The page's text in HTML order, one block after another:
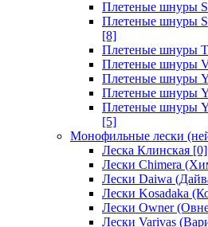
Плетеные шнуры
Плетеные шнуры
[8]
Плетеные шнуры
Плетеные шнуры
Плетеные шнуры
Плетеные шнуры
Плетеные шнуры
[5]
Монофильные лески
Леска Клинская [0]
Лески Chimera
Лески Daiwa
Лески Kosadaka
Лески Owner
Лески Varivas